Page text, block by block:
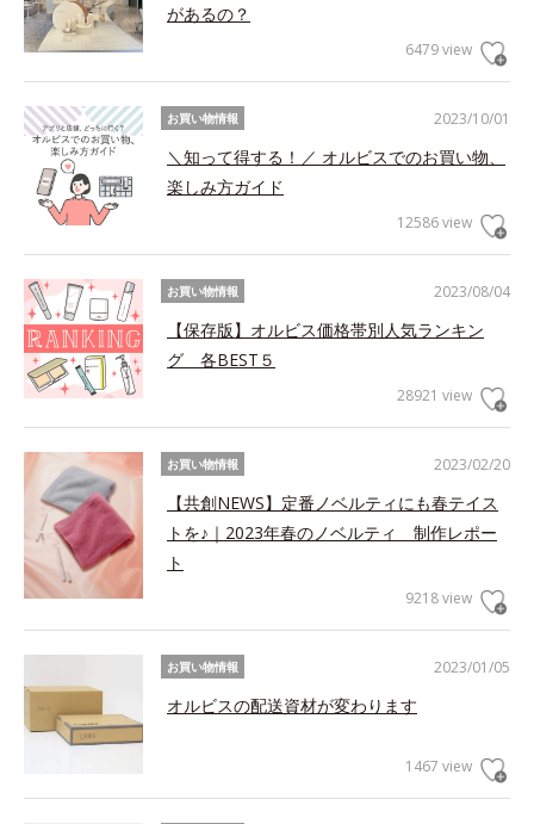
があるの？
6479 view
2023/10/01
お買い物情報
＼知って得する！／ オルビスでのお買い物、
楽しみ方ガイド
12586 view
2023/08/04
お買い物情報
【保存版】オルビス価格帯別人気ランキン
グ 各BEST５
28921 view
2023/02/20
お買い物情報
【共創NEWS】定番ノベルティにも春テイス
トを♪｜2023年春のノベルティ 制作レポー
ト
9218 view
2023/01/05
お買い物情報
オルビスの配送資材が変わります
1467 view